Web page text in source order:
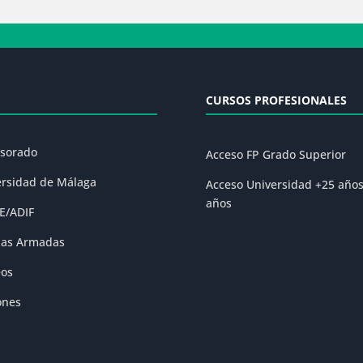
de Málaga
ADIF
Armadas
CURSOS PROFESIONALES
Acceso FP Grado Superior
Acceso Universidad +25
años